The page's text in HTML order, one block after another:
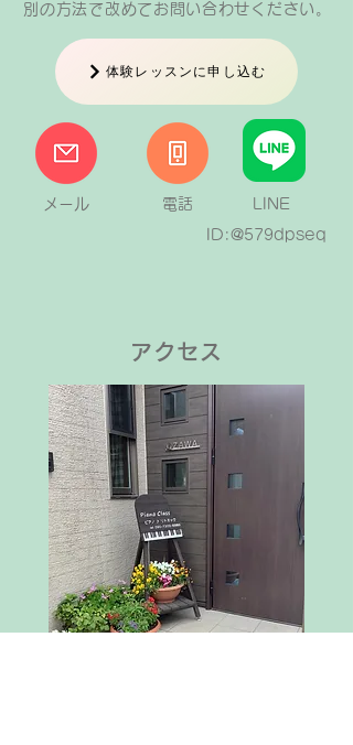
​別の方法で改めてお問い合わせください。
体験レッスンに申し込む
メール 電話
LINE
ID:@579dpseq
アクセス